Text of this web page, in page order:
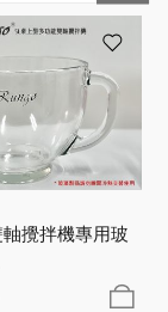
攪拌機專用玻